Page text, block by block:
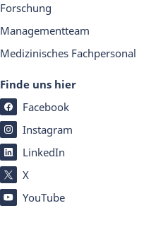
Forschung
Managementteam
Medizinisches Fachpersonal
Finde uns hier
Facebook
Instagram
LinkedIn
X
YouTube